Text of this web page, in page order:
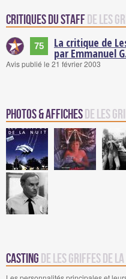
Critiques du staffde Les
75 La critique de
par Emmanuel
Avis publié le 21 février 2003
Photos & Affichesde Les
Casting de Les griffes de